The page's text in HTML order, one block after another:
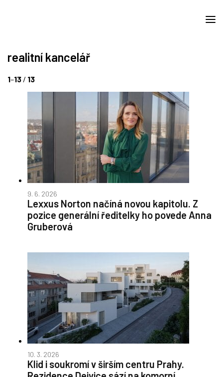
realitní kancelář
1–13 / 13
9. 6. 2026
Lexxus Norton načíná novou kapitolu. Z
pozice generální ředitelky ho povede Anna
Gruberová
10. 3. 2026
Klid i soukromí v širším centru Prahy.